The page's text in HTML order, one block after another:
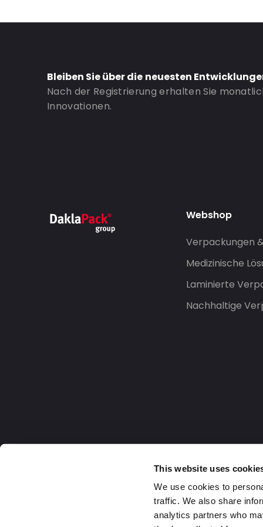
This website uses
We use cookies to
traffic. We also share
analytics partners who
Bleiben Sie über die neuesten
Nach der Registrierung erhalten Sie
Innovationen.
Webshop
Verpackungen
Medizinische
Laminierte
Nachhaltige